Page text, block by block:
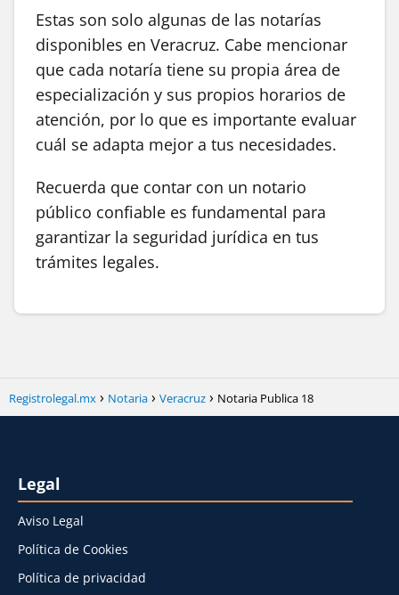
Estas son solo algunas de las notarías
disponibles en Veracruz. Cabe mencionar
que cada notaría tiene su propia área de
especialización y sus propios horarios de
atención, por lo que es importante evaluar
cuál se adapta mejor a tus necesidades.
Recuerda que contar con un notario
público confiable es fundamental para
garantizar la seguridad jurídica en tus
trámites legales.
Registrolegal.mx Notaria Veracruz Notaria Publica 18
Legal
Aviso Legal
Política de Cookies
Política de privacidad